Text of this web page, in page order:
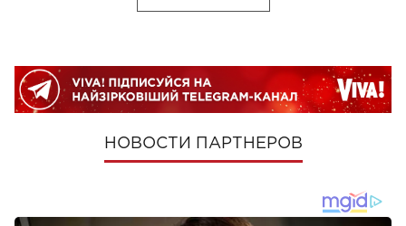
НОВОСТИ ПАРТНЕРОВ